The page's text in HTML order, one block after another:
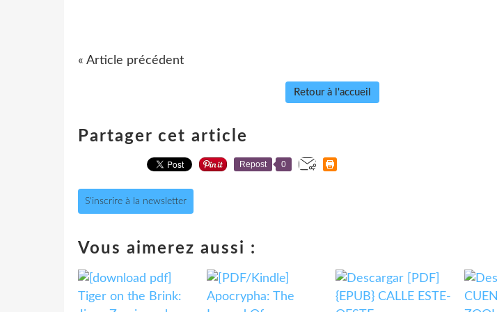
« Article précédent
Retour à l'accueil
Partager cet article
Repost 0
S'inscrire à la newsletter
Vous aimerez aussi :